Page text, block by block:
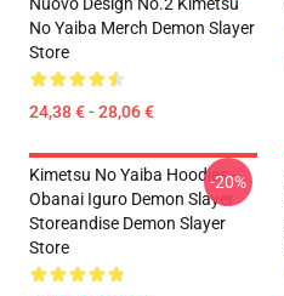
No Yaiba Merch Demon Slayer
Store
24,38 € - 28,06 €
Kimetsu No Yaiba Hoodies -
Obanai Iguro Demon Slayer
Storeandise Demon Slayer
Store
-20%